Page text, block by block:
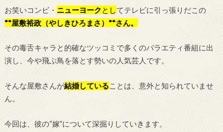
お笑いコンビ・ ニューヨーク としてテレビに引っ張りだこの
**屋敷裕政（やしきひろまさ）**さん。
その毒舌キャラと的確なツッコミで多くのバラエティ番組に出
演し、今や飛ぶ鳥を落とす勢いの人気芸人です。
そんな屋敷さんが結婚していることは、意外と知られていませ
ん。
今回は、彼の“嫁”について深掘りしていきます。